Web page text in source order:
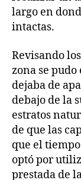
largo en
intactas.
Revisando
zona se
dejaba de
debajo de la
estratos
de que las
que el
optó por
prestada de